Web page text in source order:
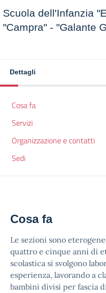
Scuola dell'Infanzia
"Campra" - "Galante
Dettagli
Cosa fa
Servizi
Organizzazione e contatti
Sedi
Cosa fa
Le sezioni sono
quattro e cinque anni di
scolastica si svolgono
esperienza, lavorando a
bambini divisi per fascia